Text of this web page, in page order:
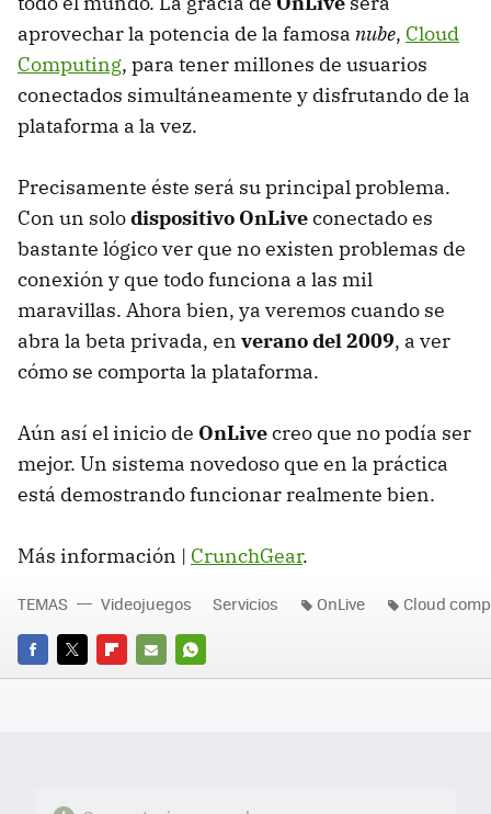
aprovechar la potencia de la famosa nube, Cloud
Computing, para tener millones de usuarios
conectados simultáneamente y disfrutando de la
plataforma a la vez.
Precisamente éste será su principal problema.
Con un solodispositivo OnLiveconectado es
bastante lógico ver que no existen problemas de
conexión y que todo funciona a las mil
maravillas. Ahora bien, ya veremos cuando se
abra la beta privada, en verano del 2009, a ver
cómo se comporta la plataforma.
Aún así el inicio de OnLivecreo que no podía ser
mejor. Un sistema novedoso que en la práctica
está demostrando funcionar realmente bien.
Más información | CrunchGear.
FACEBOOK
TWITTERFLIPBOARD
E-
WHATSAPP
TEMAS Videojuegos Servicios OnLive Cloud